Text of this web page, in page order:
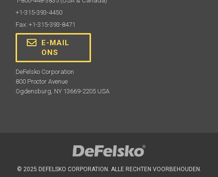
+1-315-393-4450
Fax: +1-315-393-8471
E-MAIL
ONS
DeFelsko Corporation
800 Proctor Avenue
Ogdensburg, NY 13669-2205 USA
© 2025 DEFELSKO CORPORATION. ALLE RECHTEN VOORBEHOUDEN.